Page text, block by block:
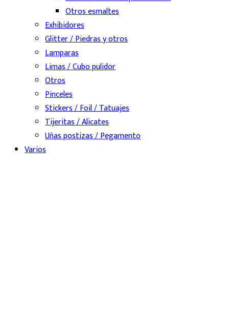
Otros esmaltes
Exhibidores
Glitter / Piedras y otros
Lamparas
Limas / Cubo pulidor
Otros
Pinceles
Stickers / Foil / Tatuajes
Tijeritas / Alicates
Uñas postizas / Pegamento
Varios